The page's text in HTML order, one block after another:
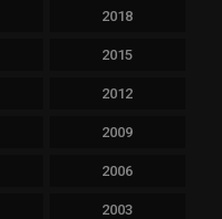
2018
2015
2012
2009
2006
2003